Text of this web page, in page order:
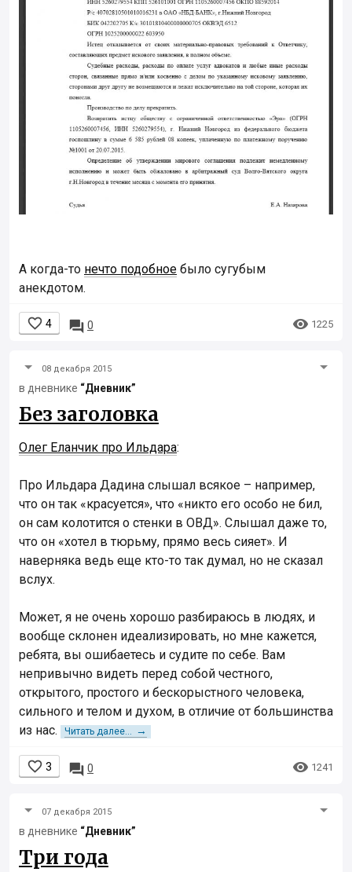
А когда-то нечто подобное было сугубым
анекдотом.
 4  0  1225
08 декабря 2015
в дневнике “Дневник”
Без заголовка
Олег Еланчик про Ильдара:
Про Ильдара Дадина слышал всякое – например,
что он так «красуется», что «никто его особо не бил,
он сам колотится о стенки в ОВД». Слышал даже то,
что он «хотел в тюрьму, прямо весь сияет». И
наверняка ведь еще кто-то так думал, но не сказал
вслух.
Может, я не очень хорошо разбираюсь в людях, и
вообще склонен идеализировать, но мне кажется,
ребята, вы ошибаетесь и судите по себе. Вам
непривычно видеть перед собой честного,
открытого, простого и бескорыстного человека,
сильного и телом и духом, в отличие от большинства
из нас.
Читать далее... →
 3  0  1241
07 декабря 2015
в дневнике “Дневник”
Три года